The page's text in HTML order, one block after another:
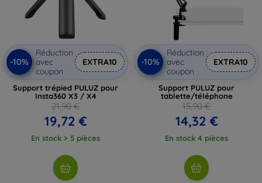
-10%
Réduction
avec
coupon
EXTRA10
Support trépied PULUZ pour
Insta360 X3 / X4
21,90 €
19,72 €
En stock > 5 pièces
-10%
Réduction
avec
coupon
EXTRA10
Support PULUZ pour
tablette/téléphone
15,90 €
14,32 €
En stock 4 pièces